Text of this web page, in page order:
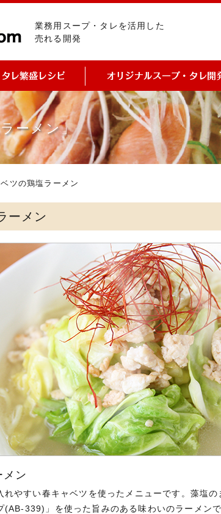
業務用スープ・タレを活用した
売れる開発
ーメン」
ツの鶏塩ラーメン
ーメン
ン
やすい春キャベツを使ったメニューです。藻塩の
(AB-339)」を使った旨みのある味わいのラーメン